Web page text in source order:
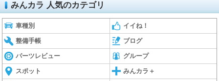
みんカラ 人気のカテゴリ
車種別 イイね！
整備手帳 ブログ
パーツレビュー グループ
スポット みんカラ＋